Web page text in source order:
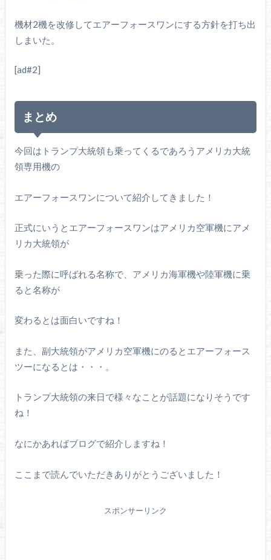
機材2機を改修してエアーフォースワンにする方針を打ち出
しまいた。
[ad#2]
まとめ
今回はトランプ大統領も乗ってくるであろうアメリカ大統
領専用機の
エアーフォースワンについて紹介してきました！
正式にいうとエアーフォースワンはアメリカ空軍機にアメ
リカ大統領が
乗った際に呼ばれる名称で、アメリカ海軍機や陸軍機に乗
ると名称が
変わるとは面白いですね！
また、副大統領がアメリカ空軍機にのるとエアーフォース
ツーになるとは・・・。
トランプ大統領の来日で様々なことが話題になりそうです
ね！
なにかあればブログで紹介しますね！
ここまで読んでいただきありがとうございました！
スポンサーリンク